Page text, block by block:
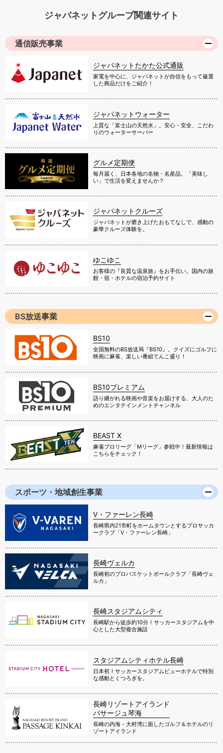
ジャパネットグループ関連サイト
通信販売事業
ジャパネットたかた公式通販
家電を中心に、ジャパネットが自信をもって厳選
した商品だけをご紹介！
ジャパネットウォーター
上質な「富士山の天然水」。安心・安全、こだわ
りのウォーターサーバー
グルメ定期便
毎月届く、日本各地の名物・名産品。「美味し
い」で生活を変えませんか？
ジャパネットクルーズ
ジャパネットが磨き上げたおもてなしで、感動の
豪華クルーズ体験を。
ゆこゆこ
お客様の『良質な温泉旅』をお手伝い。国内の旅
館・宿・ホテルの宿泊予約サイト
BS放送事業
BS10
全国無料のBS放送局『BS10』。クイズにゴルフに
映画に麻雀、楽しい番組てんこ盛り！
BS10プレミアム
語り継がれる映画や音楽をお届けする、大人のた
めのエンタテインメントチャンネル
BEAST X
麻雀プロリーグ「Mリーグ」参戦中！最新情報は
こちらをチェック！
スポーツ・地域創生事業
V・ファーレン長崎
長崎県内21市町をホームタウンとするプロサッカ
ークラブ「V・ファーレン長崎」
長崎ヴェルカ
長崎初のプロバスケットボールクラブ「長崎ヴェ
ルカ」
長崎スタジアムシティ
長崎駅から徒歩約10分！サッカースタジアムを中
心とした大型複合施設
スタジアムシティホテル長崎
日本初！サッカースタジアムビューホテルで特別
な感動とくつろぎを。
長崎リゾートアイランド
パサージュ琴海
長崎の内海・大村湾に面したゴルフ＆ホテルのリ
ゾートアイランド